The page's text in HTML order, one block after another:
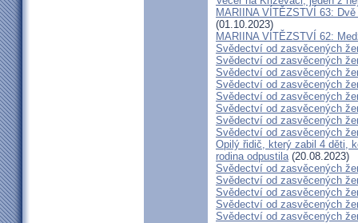
MARIINA VÍTĚZSTVÍ 63:
(01.10.2023)
MARIINA VÍTĚZSTVÍ 62:
Svědectví od zasvěcených
Svědectví od zasvěcených
Svědectví od zasvěcených
Svědectví od zasvěcených
Svědectví od zasvěcených
Svědectví od zasvěcených
Svědectví od zasvěcených
Svědectví od zasvěcených
Opilý řidič, který zabil 4 děti,
rodina odpustila(20.08.2023)
Svědectví od zasvěcených
Svědectví od zasvěcených
Svědectví od zasvěcených
Svědectví od zasvěcených
Svědectví od zasvěcených